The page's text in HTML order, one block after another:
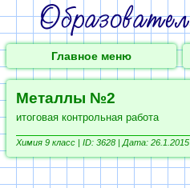
Главное меню
Металлы №2
итоговая контрольная работа
Химия 9 класс | ID: 3628 | Дата: 26.1.2015